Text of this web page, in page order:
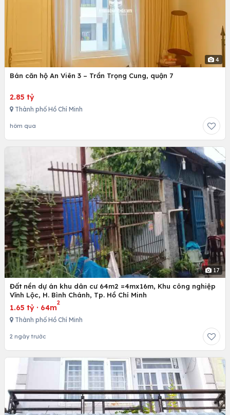
4
Bán căn hộ An Viên 3 – Trần Trọng Cung, quận 7
2.85 tỷ
Thành phố Hồ Chí Minh
hôm qua
17
Đất nền dự án khu dân cư 64m2 =4mx16m, Khu công nghiệp
Vĩnh Lộc, H. Bình Chánh, Tp. Hồ Chí Minh
1.65 tỷ · 64m
2
Thành phố Hồ Chí Minh
2 ngày trước